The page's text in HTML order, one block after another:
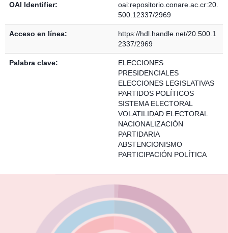
OAI Identifier:
oai:repositorio.conare.ac.cr:20.
500.12337/2969
Acceso en línea:
https://hdl.handle.net/20.500.1
2337/2969
Palabra clave:
ELECCIONES
PRESIDENCIALES
ELECCIONES LEGISLATIVAS
PARTIDOS POLÍTICOS
SISTEMA ELECTORAL
VOLATILIDAD ELECTORAL
NACIONALIZACIÓN
PARTIDARIA
ABSTENCIONISMO
PARTICIPACIÓN POLÍTICA